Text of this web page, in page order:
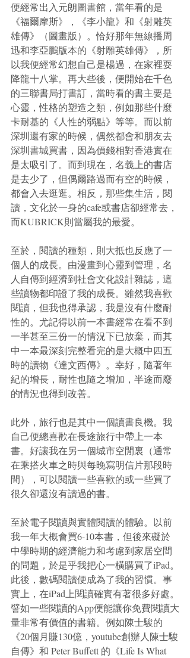
便經常出入元朗圖書館，當年看的是
《福爾摩斯》，《李小龍》和《射雕英
雄傳》（圖畫版）。恰好那年無線播周
迅和李亞鵬版本的《射雕英雄傳》，所
以我便經常幻想自己是楊過，在家裡耍
降龍十八掌。再大些後，便開始在千色
的三聯書局打書訂，當時看的書主要是
心靈，性格的塑造之類，例如那些什麼
卡耐基的《人性的弱點》等等。而以前
深圳還有家的時候，偶然都會和朋友去
深圳書城買書，因為價錢相對香港實在
是太吸引了。而到現在，名義上的書店
是去少了，但偶爾路過而有空的時候，
都會入去逛逛。相反，那些集生活，閱
讀，文化於一身的cafe或書店卻經常去，
而KUBRICK則當屬我的最愛。
至於，閱讀的種類，則大抵也反應了一
個人的成長。由漫畫到心靈到管理，名
人自傳到經濟到社會文化設計雜誌，這
些讀物都印證了我的成長。雖然我喜歡
閱讀，但我也得承認，我是沒有什麼耐
性的。尤記得以前一本書經常在看不到
一半甚至三份一的情況下已放棄，而其
中一本最深刻完整看完的是大概中四五
時的讀物《達文西傳》。幸好，隨著年
紀的增長，耐性也隨之增加，半途而廢
的情況也得到改善。
此外，旅行也是其中一個讀書良機。我
自己便總喜歡在長途旅行中帶上一本
書。好讓我在另一個城市空閒裏（通常
在乘搭火車之時與每晚寫明信片那段時
間），可以閱讀一些喜歡的或一些買了
很久卻還沒有讀過的書。
至於電子閱讀與實體閱讀的體驗。以前
我一年大概會買6-10本書，但後來礙於
中學時期的經濟能力和考慮到家居空間
的問題，於是乎我把心一橫購買了iPad。
此後，數碼閱讀便成為了我的習慣。事
實上，在iPad上閱讀確實有著很多好處。
譬如一些閱讀的App便能讓你免費閱讀大
量非常有價值的書籍。例如陳士駿的
《20個月賺130億，youtube創辦人陳士駿
自傳》和 Peter Buffett 的《Life Is What